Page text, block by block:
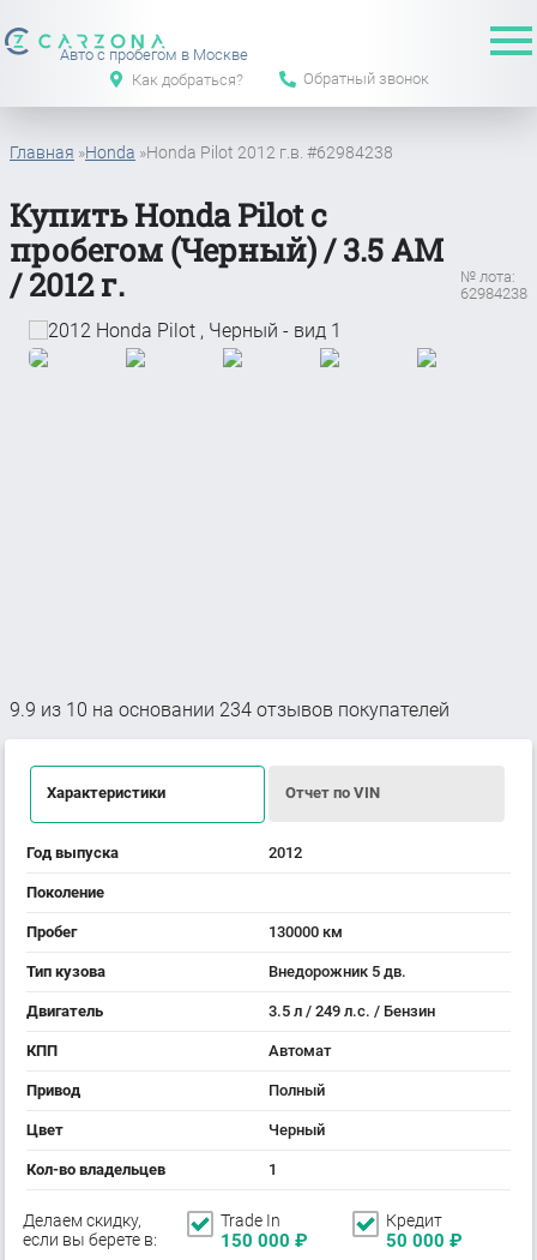
Авто с пробегом в Москве
Как добраться?
Обратный звонок
Главная »Honda »Honda Pilot 2012 г.в. #62984238
Купить Honda Pilot с
пробегом (Черный) / 3.5 АМ
/ 2012 г.
№ лота:
62984238
9.9 из 10 на основании 234 отзывов покупателей
Характеристики Отчет по VIN
Год выпуска 2012
Поколение
Пробег 130000 км
Тип кузова Внедорожник 5 дв.
Двигатель 3.5 л / 249 л.с. / Бензин
КПП Автомат
Привод Полный
Цвет Черный
Кол-во владельцев 1
Делаем скидку,
если вы берете в:
Trade In
150 000 ₽
Кредит
50 000 ₽